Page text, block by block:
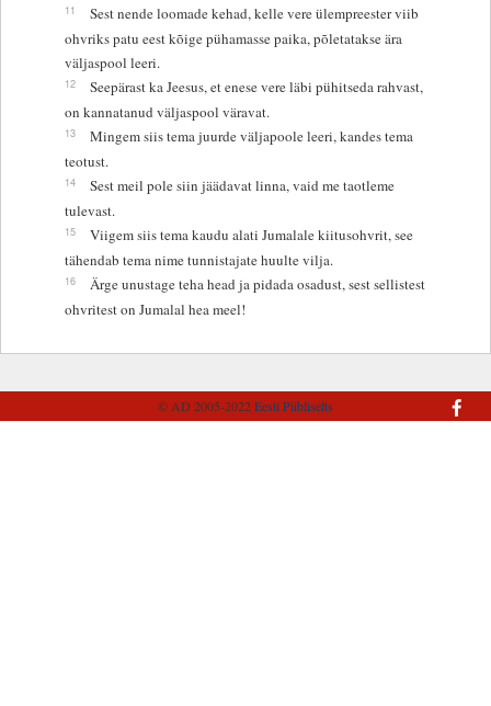
11
Sest nende loomade kehad, kelle vere ülempreester viib
ohvriks patu eest kõige pühamasse paika, põletatakse ära
väljaspool leeri.
12
Seepärast ka Jeesus, et enese vere läbi pühitseda rahvast,
on kannatanud väljaspool väravat.
13
Mingem siis tema juurde väljapoole leeri, kandes tema
teotust.
14
Sest meil pole siin jäädavat linna, vaid me taotleme
tulevast.
15
Viigem siis tema kaudu alati Jumalale kiitusohvrit, see
tähendab tema nime tunnistajate huulte vilja.
16
Ärge unustage teha head ja pidada osadust, sest sellistest
ohvritest on Jumalal hea meel!
© AD 2005-2022Eesti Piibliselts